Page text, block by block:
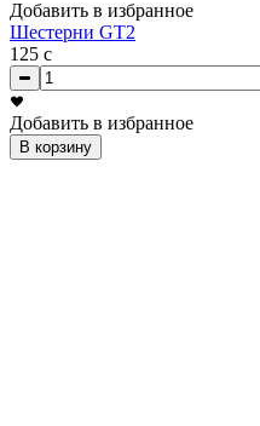
Добавить в избранное
Шестерни GT2
125 c
Добавить в избранное
В корзину